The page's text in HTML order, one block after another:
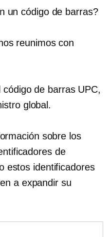
un código de barras?
reunimos con
de barras UPC,
global.
sobre los
de
estos identificadores
a expandir su